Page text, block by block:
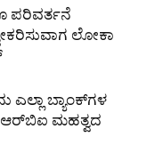
ಪರಿವರ್ತನೆ
ಲೋಕಾ
ಎಲ್ಲಾ ಬ್ಯಾಂಕ್‌ಗಳ
ಆರ್‌ಬಿಐ ಮಹತ್ವದ